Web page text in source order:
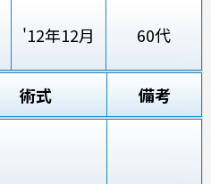
'12年12月 60代
術式 備考